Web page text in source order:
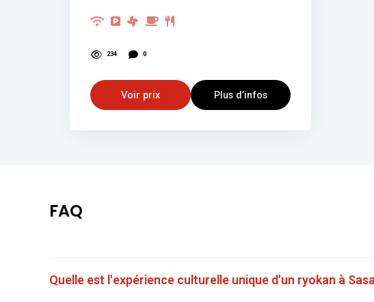
234 0
Voir prix Plus d’infos
FAQ
Quelle est l'expérience culturelle unique d'un ryokan à